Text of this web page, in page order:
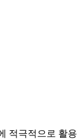
적극적으로 활용